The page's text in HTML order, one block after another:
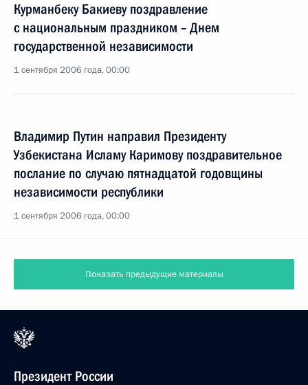
Курманбеку Бакиеву поздравление
с национальным праздником – Днем
государственной независимости
1 сентября 2006 года, 00:00
Владимир Путин направил Президенту
Узбекистана Исламу Каримову поздравительное
послание по случаю пятнадцатой годовщины
независимости республики
1 сентября 2006 года, 00:00
Показать предыдущие материалы
Президент России